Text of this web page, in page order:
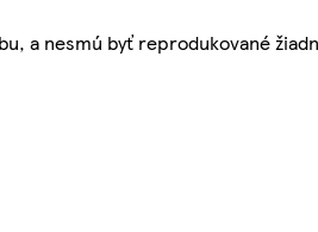
a nesmú byť reprodukované